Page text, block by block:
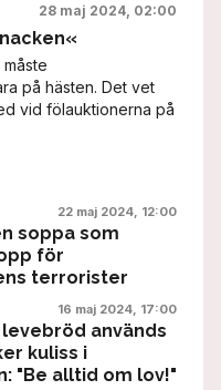
28 maj 2024, 02:00
på hästen. Det vet
vid fölauktionerna på
22 maj 2024, 12:00
soppa som
för
terrorister
16 maj 2024, 17:00
används
kuliss i
"Be alltid om lov!"